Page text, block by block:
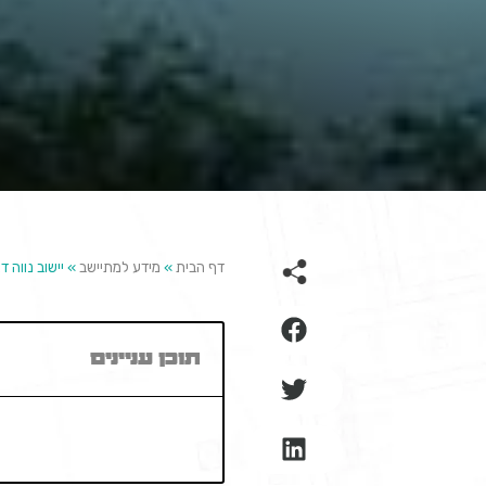
דף הבית» מידע למתיישב» יישוב נווה
תוכן עניינים